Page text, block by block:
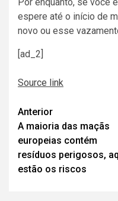
espere até o início de
novo ou esse
[ad_2]
Source link
Navegação
de
artigos
Anterior
A maioria das maçãs
europeias contém
resíduos perigosos,
estão os riscos